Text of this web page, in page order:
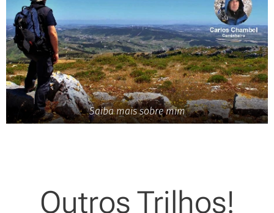
Saiba mais sobre mim
Outros Trilhos!